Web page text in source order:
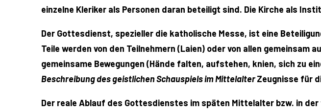
einzelne Kleriker als Personen daran beteiligt sind. Die Kirche als
Der Gottesdienst, spezieller die katholische Messe, ist eine
Teile werden von den Teilnehmern (Laien) oder von allen gemeinsam
gemeinsame Bewegungen (Hände falten, aufstehen, knien, sich zu
Beschreibung des geistlichen Schauspiels im MittelalterZeugnisse für
Der reale Ablauf des Gottesdienstes im späten Mittelalter bzw. in